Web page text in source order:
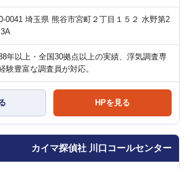
0041 埼玉県 熊谷市宮町２丁目１５２ 水野第2
年以上・全国30拠点以上の実績、浮気調査専
験豊富な調査員が対応。
HPを見る
カイマ探偵社 川口コールセンター